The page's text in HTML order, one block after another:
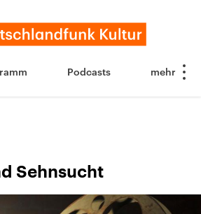
Podcasts
Sehnsucht